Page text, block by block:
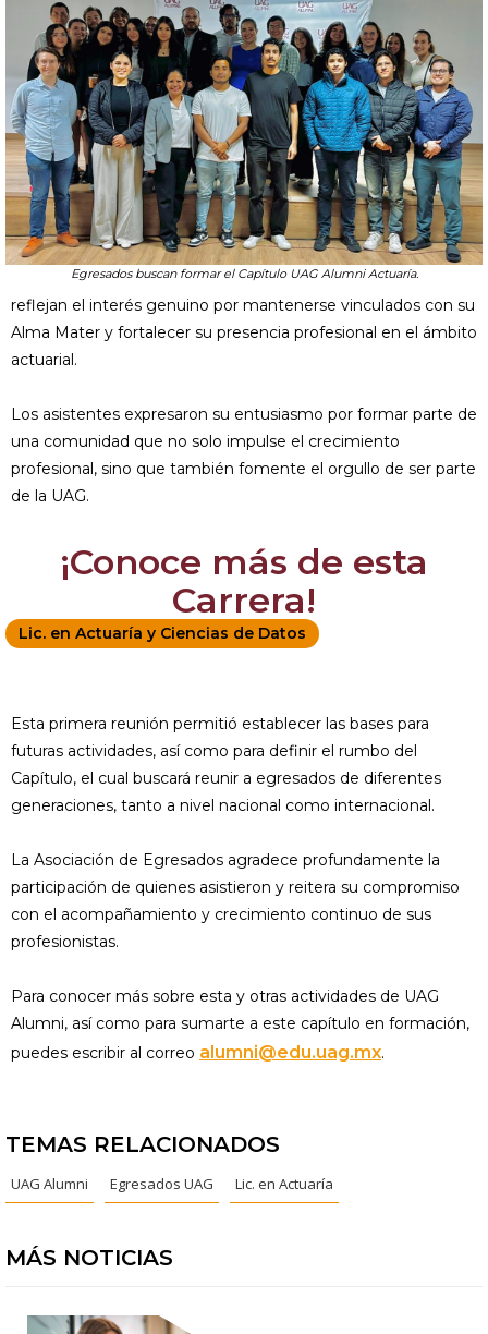
Egresados buscan formar el Capítulo UAG Alumni Actuaría.
reflejan el interés genuino por mantenerse vinculados con su
Alma Mater y fortalecer su presencia profesional en el ámbito
actuarial.
Los asistentes expresaron su entusiasmo por formar parte de
una comunidad que no solo impulse el crecimiento
profesional, sino que también fomente el orgullo de ser parte
de la UAG.
¡Conoce más de esta
Carrera!
Lic. en Actuaría y Ciencias de Datos
Esta primera reunión permitió establecer las bases para
futuras actividades, así como para definir el rumbo del
Capítulo, el cual buscará reunir a egresados de diferentes
generaciones, tanto a nivel nacional como internacional.
La Asociación de Egresados agradece profundamente la
participación de quienes asistieron y reitera su compromiso
con el acompañamiento y crecimiento continuo de sus
profesionistas.
Para conocer más sobre esta y otras actividades de UAG
Alumni, así como para sumarte a este capítulo en formación,
puedes escribir al correo alumni@edu.uag.mx.
TEMAS RELACIONADOS
UAG Alumni Egresados UAG Lic. en Actuaría
MÁS NOTICIAS